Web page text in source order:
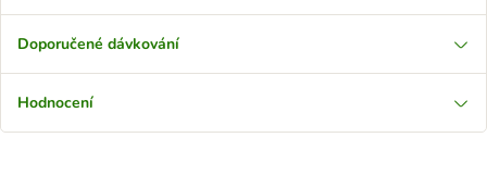
Doporučené dávkování
Hodnocení